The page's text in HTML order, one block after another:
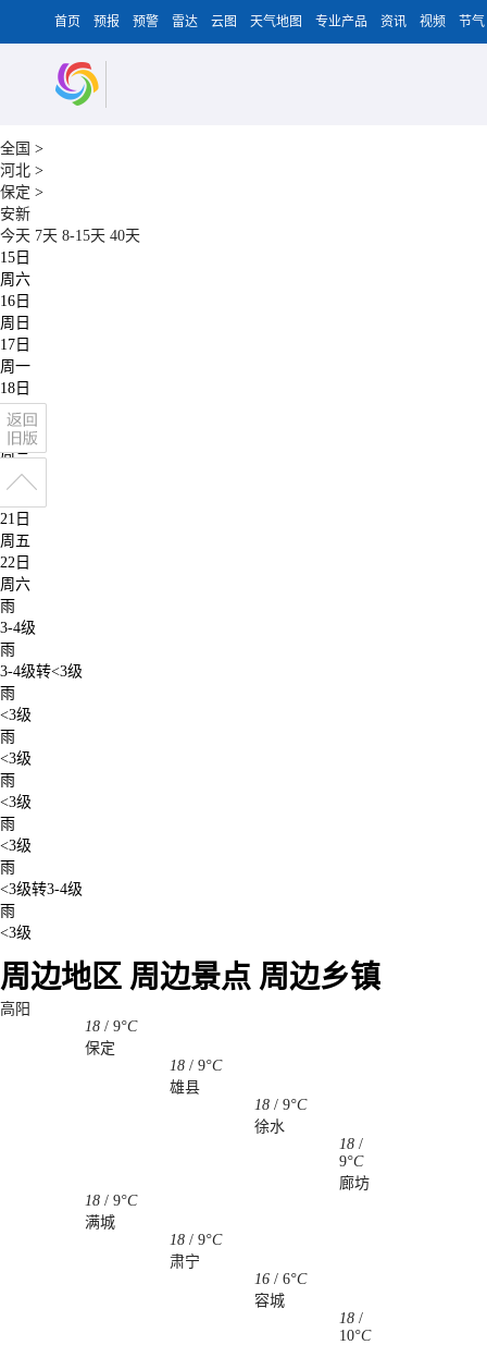
首页 预报 预警 雷达 云图 天气地图 专业产品 资讯 视频 节气
全国 >
河北 >
保定 >
安新
今天 7天 8-15天 40天
15日
周六
16日
周日
17日
周一
18日
周二
19日
周三
20日
21日
周五
22日
周六
雨
3-4级
雨
3-4级转<3级
雨
<3级
雨
<3级
雨
<3级
雨
<3级
雨
<3级转3-4级
雨
<3级
周边地区 周边景点 周边乡镇
高阳
18 / 9°C
保定
18 / 9°C
雄县
18 / 9°C
徐水
18 /
9°C
廊坊
18 / 9°C
满城
18 / 9°C
肃宁
16 / 6°C
容城
18 /
10°C